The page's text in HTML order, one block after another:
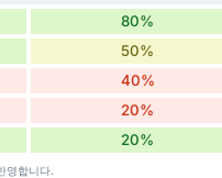
80%
50%
40%
20%
20%
영합니다.